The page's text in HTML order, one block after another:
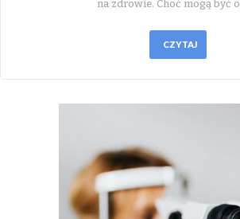
na zdrowie. Choć mogą być
CZYTAJ